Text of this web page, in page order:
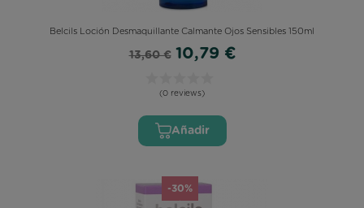
Belcils Loción Desmaquillante Calmante Ojos Sensibles 150ml
13,60 € 10,79 €
(0 reviews)
Añadir
-30%